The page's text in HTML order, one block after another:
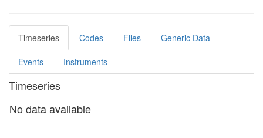
Timeseries Codes Files Generic Data
Events Instruments
Timeseries
No data available